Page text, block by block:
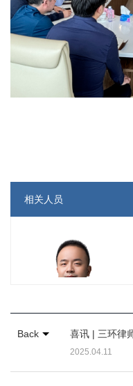
相关人员
Back
2025.04.11